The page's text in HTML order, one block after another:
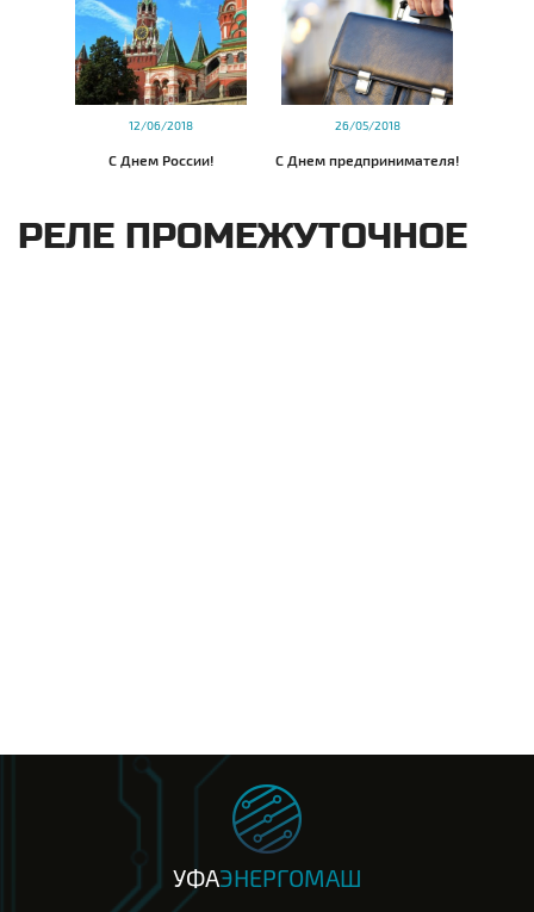
12/06/2018
С Днем России!
26/05/2018
С Днем предпринимателя!
РЕЛЕ ПРОМЕЖУТОЧНОЕ
УФАЭНЕРГОМАШ